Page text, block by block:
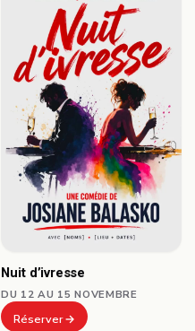
Nuit d’ivresse
DU 12 AU 15 NOVEMBRE
Réserver